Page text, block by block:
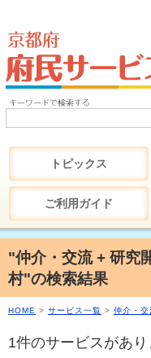
トピックス
ご利用ガイド
"仲介・交流 + 研究
村"の検索結果
HOME > サービス一覧 > 仲介・交
1件のサービスがあり